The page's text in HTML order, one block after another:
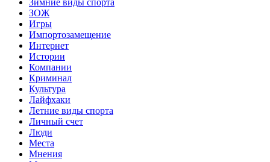
ЗОЖ
Игры
Импортозамещение
Интернет
Истории
Компании
Криминал
Культура
Лайфхаки
Летние виды спорта
Личный счет
Люди
Места
Мнения